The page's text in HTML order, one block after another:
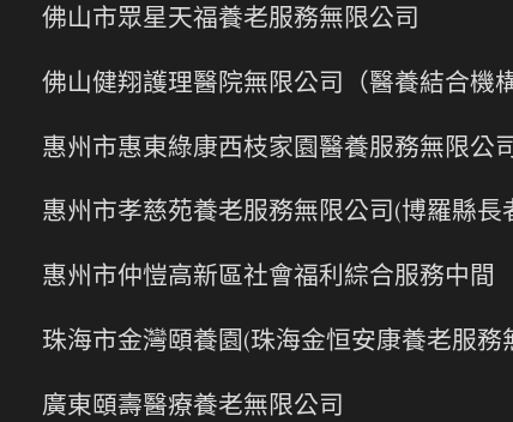
佛山市眾星天福養老服務無限公司
佛山健翔護理醫院無限公司（醫養結合機構
惠州市惠東綠康西枝家園醫養服務無限公
惠州市孝慈苑養老服務無限公司(博羅縣長
惠州市仲愷高新區社會福利綜合服務中間
珠海市金灣頤養園(珠海金恒安康養老服務
廣東頤壽醫療養老無限公司